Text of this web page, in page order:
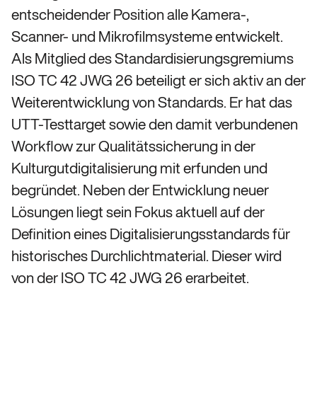
entscheidender Position alle Kamera-,
Scanner- und Mikrofilmsysteme entwickelt.
Als Mitglied des Standardisierungsgremiums
ISO TC 42 JWG 26 beteiligt er sich aktiv an der
Weiterentwicklung von Standards. Er hat das
UTT-Testtarget sowie den damit verbundenen
Workflow zur Qualitätssicherung in der
Kulturgutdigitalisierung mit erfunden und
begründet. Neben der Entwicklung neuer
Lösungen liegt sein Fokus aktuell auf der
Definition eines Digitalisierungsstandards für
historisches Durchlichtmaterial. Dieser wird
von der ISO TC 42 JWG 26 erarbeitet.